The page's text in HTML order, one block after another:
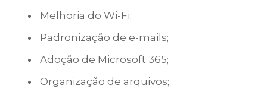
Melhoria do Wi-Fi;
Padronização de e-mails;
Adoção de Microsoft 365;
Organização de arquivos;